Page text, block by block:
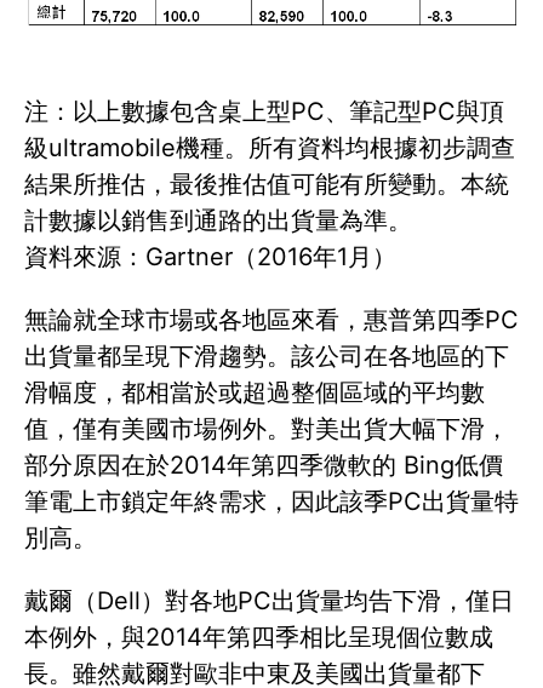
注：以上數據包含桌上型PC、筆記型PC與頂
級ultramobile機種。所有資料均根據初步調查
結果所推估，最後推估值可能有所變動。本統
計數據以銷售到通路的出貨量為準。
資料來源：Gartner（2016年1月）
無論就全球市場或各地區來看，惠普第四季PC
出貨量都呈現下滑趨勢。該公司在各地區的下
滑幅度，都相當於或超過整個區域的平均數
值，僅有美國市場例外。對美出貨大幅下滑，
部分原因在於2014年第四季微軟的 Bing低價
筆電上市鎖定年終需求，因此該季PC出貨量特
別高。
戴爾（Dell）對各地PC出貨量均告下滑，僅日
本例外，與2014年第四季相比呈現個位數成
長。雖然戴爾對歐非中東及美國出貨量都下